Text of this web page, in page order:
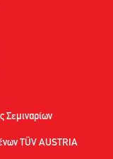
Σεμιναρίων
TÜV AUSTRIA